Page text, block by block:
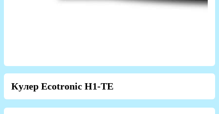
Кулер Ecotronic H1-TE